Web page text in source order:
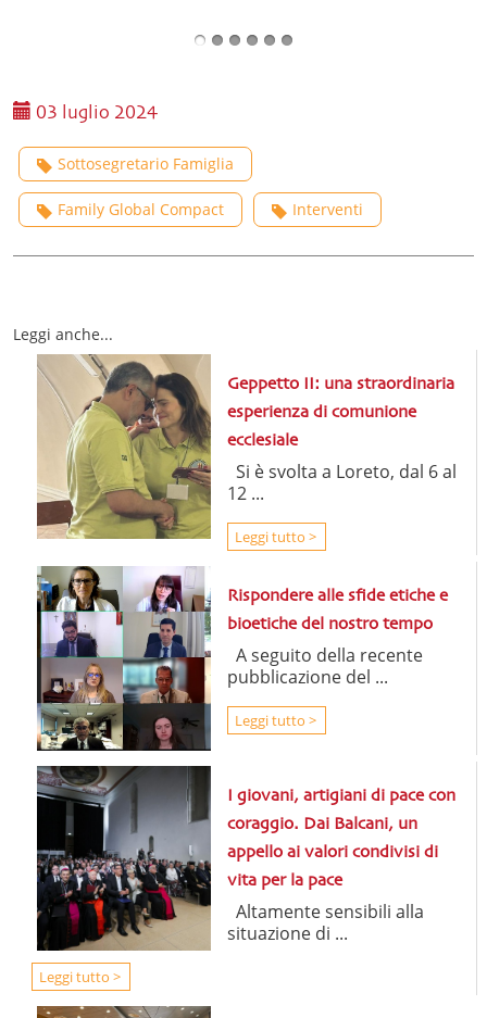
03 luglio 2024
Sottosegretario Famiglia
Family Global Compact Interventi
Leggi anche...
Geppetto II: una straordinaria
esperienza di comunione
ecclesiale
Si è svolta a Loreto, dal 6 al
12 ...
Leggi tutto >
Rispondere alle sfide etiche e
bioetiche del nostro tempo
A seguito della recente
pubblicazione del ...
Leggi tutto >
I giovani, artigiani di pace con
coraggio. Dai Balcani, un
appello ai valori condivisi di
vita per la pace
Altamente sensibili alla
situazione di ...
Leggi tutto >